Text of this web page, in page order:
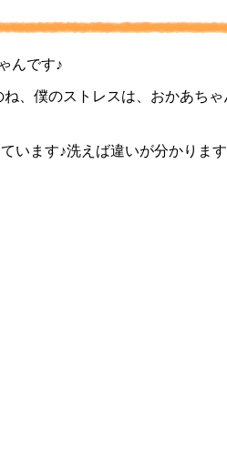
んです♪
、僕のストレスは、おかあちゃ
います♪洗えば違いが分かります